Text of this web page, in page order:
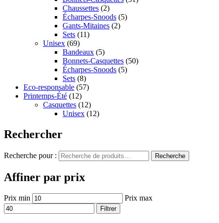
Chaussettes (2)
Écharpes-Snoods (5)
Gants-Mitaines (2)
Sets (11)
Unisex (69)
Bandeaux (5)
Bonnets-Casquettes (50)
Écharpes-Snoods (5)
Sets (8)
Eco-responsable (57)
Printemps-Été (12)
Casquettes (12)
Unisex (12)
Rechercher
Recherche pour : Recherche
Affiner par prix
Prix min Prix max
Filtrer